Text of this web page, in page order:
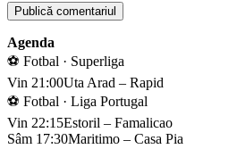
Agenda
⚽ Fotbal · Superliga
Vin 21:00Uta Arad – Rapid
⚽ Fotbal · Liga Portugal
Vin 22:15Estoril – Famalicao
Sâm 17:30Maritimo – Casa Pia